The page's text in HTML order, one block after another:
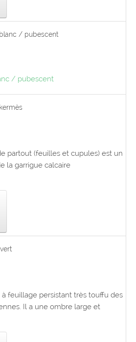
/ pubescent
/ pubescent
partout (feuilles et cupules) est un
la garrigue calcaire
feuillage persistant très touffu des
Il a une ombre large et